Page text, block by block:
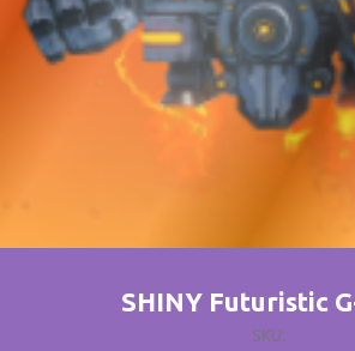
SHINY Futuristic
SKU: